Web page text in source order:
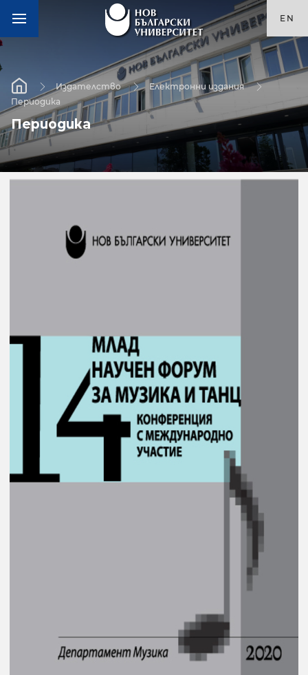
EN
Издателство
Електронни издания
Периодика
Периодика